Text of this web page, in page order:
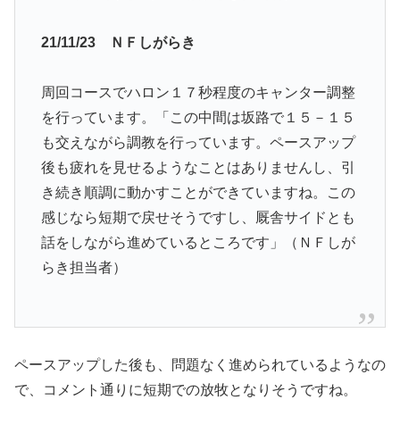
21/11/23 ＮＦしがらき
周回コースでハロン１７秒程度のキャンター調整
を行っています。「この中間は坂路で１５－１５
も交えながら調教を行っています。ペースアップ
後も疲れを見せるようなことはありませんし、引
き続き順調に動かすことができていますね。この
感じなら短期で戻せそうですし、厩舎サイドとも
話をしながら進めているところです」（ＮＦしが
らき担当者）
ペースアップした後も、問題なく進められているようなの
で、コメント通りに短期での放牧となりそうですね。